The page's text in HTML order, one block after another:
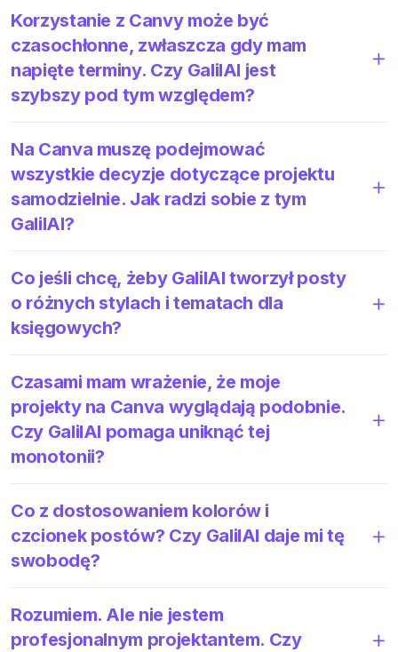
Korzystanie z Canvy może być
czasochłonne, zwłaszcza gdy mam
napięte terminy. Czy GalilAI jest
szybszy pod tym względem?
Na Canva muszę podejmować
wszystkie decyzje dotyczące projektu
samodzielnie. Jak radzi sobie z tym
GalilAI?
Co jeśli chcę, żeby GalilAI tworzył posty
o różnych stylach i tematach dla
księgowych?
Czasami mam wrażenie, że moje
projekty na Canva wyglądają podobnie.
Czy GalilAI pomaga uniknąć tej
monotonii?
Co z dostosowaniem kolorów i
czcionek postów? Czy GalilAI daje mi tę
swobodę?
Rozumiem. Ale nie jestem
profesjonalnym projektantem. Czy